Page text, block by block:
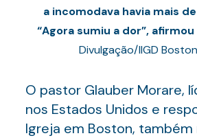
a incomodava havia mais
“Agora sumiu a dor”,
Divulgação/IIGD
O pastor Glauber Morare,
nos Estados Unidos e
Igreja em Boston,